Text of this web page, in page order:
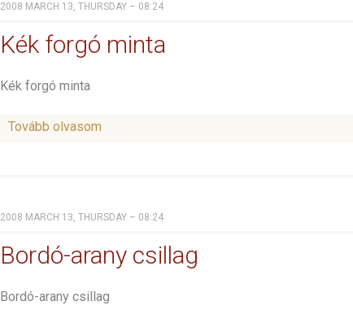
2008 MARCH 13, THURSDAY – 08:24
Kék forgó minta
Kék forgó minta
Tovább olvasom
2008 MARCH 13, THURSDAY – 08:24
Bordó-arany csillag
Bordó-arany csillag